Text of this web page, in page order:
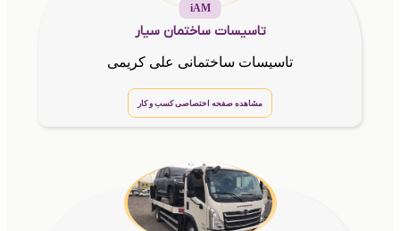
iAM
تاسیسات ساختمان سیار
تاسیسات ساختمانی علی کریمی
مشاهده صفحه اختصاصی کسب و کار